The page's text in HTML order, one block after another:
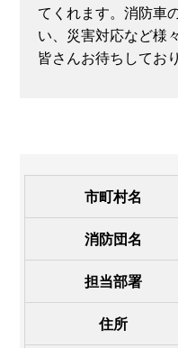
てくれます。消防車
い、災害対応など様
皆さんお待ちしてお
市町村名
消防団名
担当部署
住所